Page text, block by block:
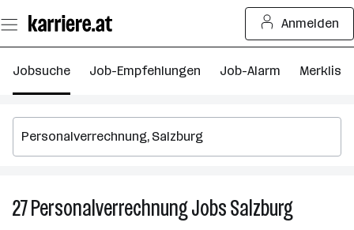
Seiteninhalt
springen
Anmelden
Jobsuche Job-Empfehlungen Job-Alarm Merkliste
27PersonalverrechnungJobsSalzburg27